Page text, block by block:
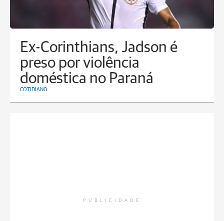
Ex-Corinthians, Jadson é
preso por violência
doméstica no Paraná
COTIDIANO
PUBLICIDADE